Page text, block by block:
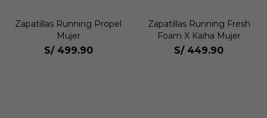
Zapatillas Running Propel
Mujer
S/ 499.90
Zapatillas Running Fresh
Foam X Kaiha Mujer
S/ 449.90